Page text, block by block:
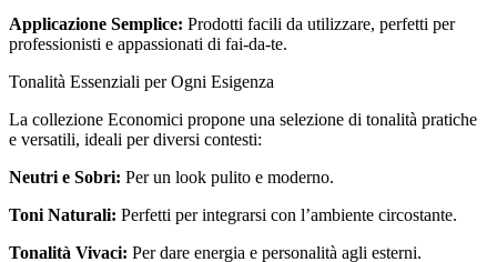
Applicazione Semplice: Prodotti facili da utilizzare, perfetti per
professionisti e appassionati di fai-da-te.
Tonalità Essenziali per Ogni Esigenza
La collezione Economici propone una selezione di tonalità pratiche
e versatili, ideali per diversi contesti:
Neutri e Sobri: Per un look pulito e moderno.
Toni Naturali: Perfetti per integrarsi con l’ambiente circostante.
Tonalità Vivaci: Per dare energia e personalità agli esterni.